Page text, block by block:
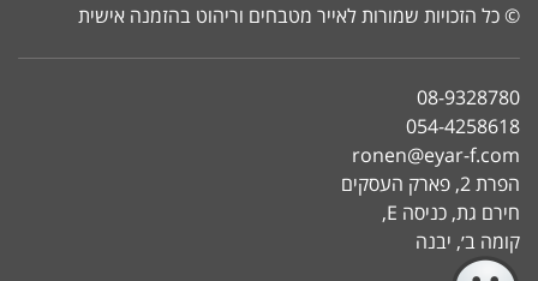
© כל הזכויות שמורות לאייר מטבחים וריהוט בהזמנה אישית
08-9328780
054-4258618
ronen@eyar-f.com
הפרת 2, פארק העסקים
חירם גת, כניסה E,
קומה ב׳, יבנה